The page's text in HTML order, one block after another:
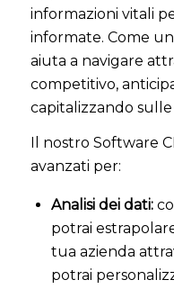
informazioni vitali
informate. Come
aiuta a navigare
competitivo,
capitalizzando
Il nostro Software
avanzati per:
Analisi dei dati:
potrai
tua azienda
potrai